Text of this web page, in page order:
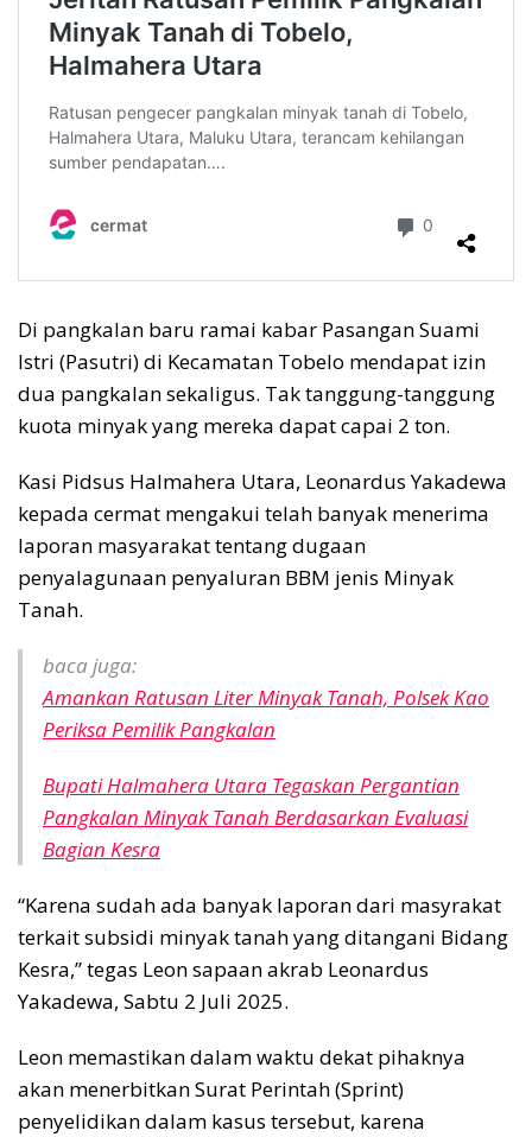
Di pangkalan baru ramai kabar Pasangan Suami
Istri (Pasutri) di Kecamatan Tobelo mendapat izin
dua pangkalan sekaligus. Tak tanggung-tanggung
kuota minyak yang mereka dapat capai 2 ton.
Kasi Pidsus Halmahera Utara, Leonardus Yakadewa
kepada cermat mengakui telah banyak menerima
laporan masyarakat tentang dugaan
penyalagunaan penyaluran BBM jenis Minyak
Tanah.
baca juga:
Amankan Ratusan Liter Minyak Tanah, Polsek Kao
Periksa Pemilik Pangkalan
Bupati Halmahera Utara Tegaskan Pergantian
Pangkalan Minyak Tanah Berdasarkan Evaluasi
Bagian Kesra
“Karena sudah ada banyak laporan dari masyrakat
terkait subsidi minyak tanah yang ditangani Bidang
Kesra,” tegas Leon sapaan akrab Leonardus
Yakadewa, Sabtu 2 Juli 2025.
Leon memastikan dalam waktu dekat pihaknya
akan menerbitkan Surat Perintah (Sprint)
penyelidikan dalam kasus tersebut, karena